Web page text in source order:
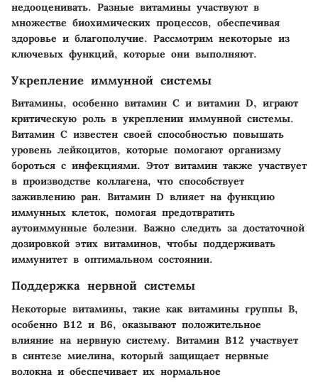
недооценивать. Разные витамины участвуют в
множестве биохимических процессов, обеспечивая
здоровье и благополучие. Рассмотрим некоторые из
ключевых функций, которые они выполняют.
Укрепление иммунной системы
Витамины, особенно витамин C и витамин D, играют
критическую роль в укреплении иммунной системы.
Витамин C известен своей способностью повышать
уровень лейкоцитов, которые помогают организму
бороться с инфекциями. Этот витамин также участвует
в производстве коллагена, что способствует
заживлению ран. Витамин D влияет на функцию
иммунных клеток, помогая предотвратить
аутоиммунные болезни. Важно следить за достаточной
дозировкой этих витаминов, чтобы поддерживать
иммунитет в оптимальном состоянии.
Поддержка нервной системы
Некоторые витамины, такие как витамины группы B,
особенно B12 и B6, оказывают положительное
влияние на нервную систему. Витамин B12 участвует
в синтезе миелина, который защищает нервные
волокна и обеспечивает их нормальное